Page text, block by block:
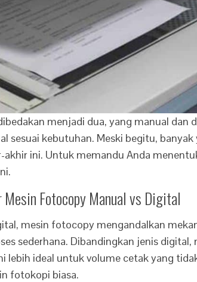
menjadi dua, yang manual dan
sesuai kebutuhan. Meski begitu,
ini. Untuk memandu Anda
Mesin Fotocopy Manual vs Digital
mesin fotocopy mengandalkan
sederhana. Dibandingkan jenis
lebih ideal untuk volume cetak yang
fotokopi biasa.